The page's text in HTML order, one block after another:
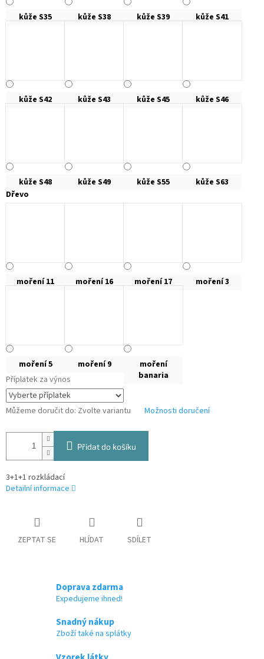
kůže S35 kůže S38 kůže S39 kůže S41
kůže S42 kůže S43 kůže S45 kůže S46
kůže S48 kůže S49 kůže S55
kůže S63
Dřevo
moření 11 moření 16 moření 17 moření 3
moření 5 moření 9
moření
banaria
Příplatek za výnos
Můžeme doručit do: Zvolte variantu Možnosti doručení
Přidat do košíku
3+1+1 rozkládací
Detailní informace
ZEPTAT SE HLÍDAT SDÍLET
Doprava zdarma
Expedujeme ihned!
Snadný nákup
Zboží také na splátky